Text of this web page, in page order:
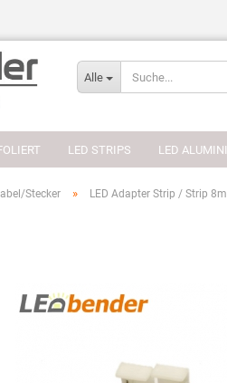
Alle
LED STRIPS LED
Stecker » LED Adapter Strip / Strip